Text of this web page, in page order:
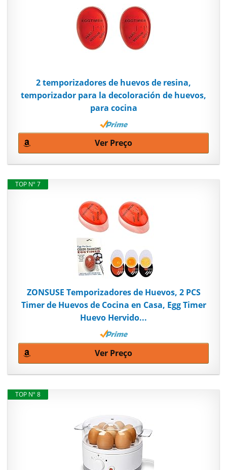
2 temporizadores de huevos de resina,
temporizador para la decoloración de huevos,
para cocina
Ver Preço
TOP Nº 7
ZONSUSE Temporizadores de Huevos, 2 PCS
Timer de Huevos de Cocina en Casa, Egg Timer
Huevo Hervido...
Ver Preço
TOP Nº 8